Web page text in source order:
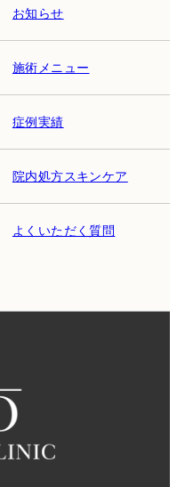
お知らせ
施術メニュー
症例実績
院内処方スキンケア
よくいただく質問